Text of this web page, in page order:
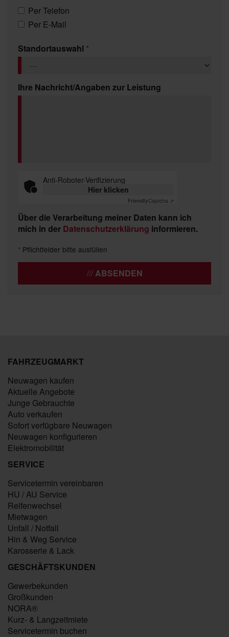
Per Telefon
Per E-Mail
Standortauswahl *
Ihre Nachricht/Angaben zur Leistung
Anti-Roboter-Verifizierung
Hier klicken
FriendlyCaptcha ⇗
Über die Verarbeitung meiner Daten kann ich
mich in der Datenschutzerklärung informieren.
* Pflichtfelder bitte ausfüllen
ABSENDEN
FAHRZEUGMARKT
Neuwagen kaufen
Aktuelle Angebote
Junge Gebrauchte
Auto verkaufen
Sofort verfügbare Neuwagen
Neuwagen konfigurieren
Elektromobilität
SERVICE
Servicetermin vereinbaren
HU / AU Service
Reifenwechsel
Mietwagen
Unfall / Notfall
Hin & Weg Service
Karosserie & Lack
GESCHÄFTSKUNDEN
Gewerbekunden
Großkunden
NORA®
Kurz- & Langzeitmiete
Servicetermin buchen